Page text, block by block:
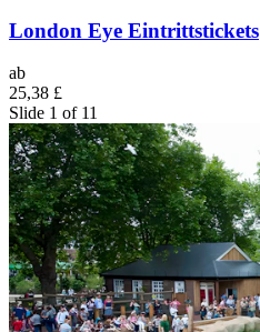
London Eye Eintrittstickets
ab
25,38 £
Slide 1 of 11